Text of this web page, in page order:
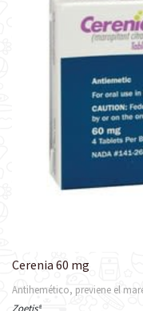
Cerenia 60 mg
Antihemético, previene el
Zoetis®